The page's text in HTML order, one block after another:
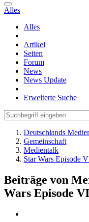
Alles
Alles
Artikel
Seiten
Forum
News
News Update
Erweiterte Suche
Deutschlands
Gemeinschaft
Medientalk
Star Wars Episode
Beiträge von
Wars Episode